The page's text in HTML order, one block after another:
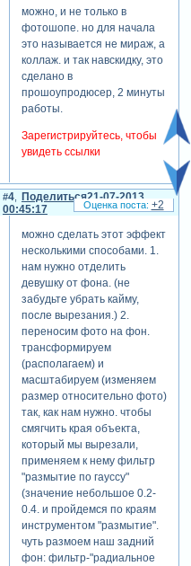
можно, и не только в
фотошопе. но для начала
это называется не мираж, а
коллаж. и так навскидку, это
сделано в
прошоупродюсер, 2 минуты
работы.
Зарегистрируйтесь, чтобы
увидеть ссылки
Поделиться
4
21-07-2013
00:45:17
можно сделать этот эффект
несколькими способами. 1.
нам нужно отделить
девушку от фона. (не
забудьте убрать кайму,
после вырезания.) 2.
переносим фото на фон.
трансформируем
(располагаем) и
масштабируем (изменяем
размер относительно фото)
так, как нам нужно. чтобы
смягчить края объекта,
который мы вырезали,
применяем к нему фильтр
"размытие по гауссу"
(значение небольшое 0.2-
0.4. и пройдемся по краям
инструментом "размытие".
чуть размоем наш задний
фон: фильтр-"радиальное
+2